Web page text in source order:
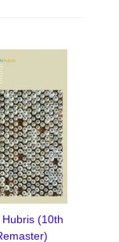
(10th